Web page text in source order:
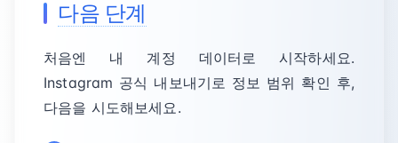
다음 단계
처음엔 내 계정 데이터로 시작하세요.
Instagram 공식 내보내기로 정보 범위 확인 후,
다음을 시도해보세요.